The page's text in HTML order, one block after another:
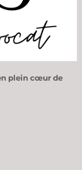
plein cœur de